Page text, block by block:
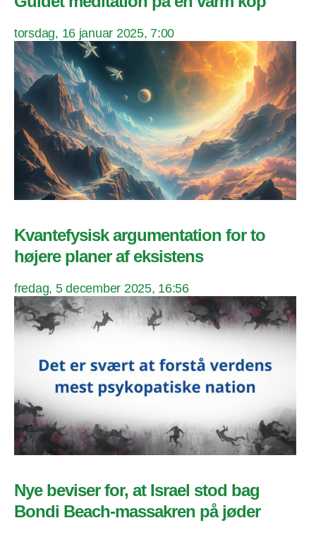
torsdag, 16 januar 2025, 7:00
Kvantefysisk argumentation for to
højere planer af eksistens
fredag, 5 december 2025, 16:56
Nye beviser for, at Israel stod bag
Bondi Beach-massakren på jøder